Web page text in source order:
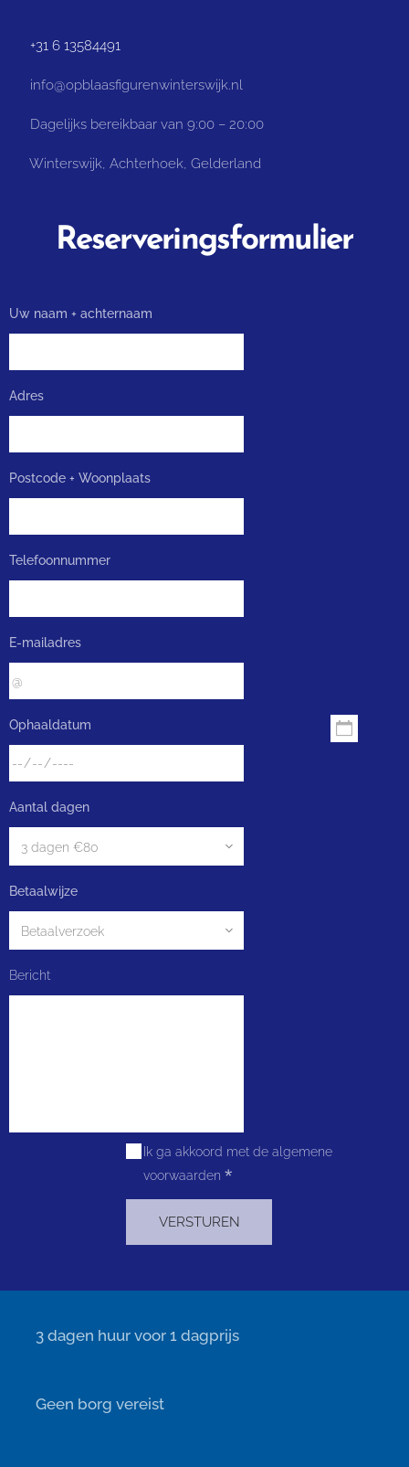
📞 +31 6 13584491
📧 info@opblaasfigurenwinterswijk.nl
⏰ Dagelijks bereikbaar van 9:00 – 20:00
📌 Winterswijk, Achterhoek, Gelderland
Reserveringsformulier
Uw naam + achternaam
Adres
Postcode + Woonplaats
Telefoonnummer
E-mailadres
Ophaaldatum
Aantal dagen
Betaalwijze
Bericht
Ik ga akkoord met de algemene
voorwaarden
VERSTUREN
⏰ 3 dagen huur voor 1 dagprijs
✔️ Geen borg vereist